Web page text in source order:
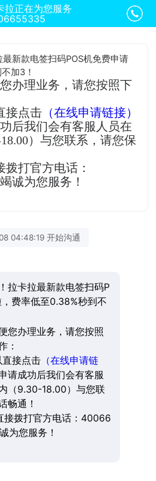
拉正在为您服务
新款电签扫码POS机免费申请
加3！
办理业务，请您按照下
接点击 （在线申请链接）
后我们会有客服人员在
）与您联系，请您保
打官方电话：
诚为您服务！
04:48:19 开始沟通
拉卡拉最新款电签扫码P
费率低至0.38%秒到不
您办理业务，请您按照
：
直接点击（在线申请链
请成功后我们会有客服
（9.30-18.00）与您联
畅通！
接拨打官方电话：40066
为您服务！